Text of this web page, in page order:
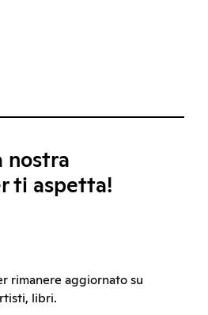
nostra
ti aspetta!
rimanere aggiornato su
libri.